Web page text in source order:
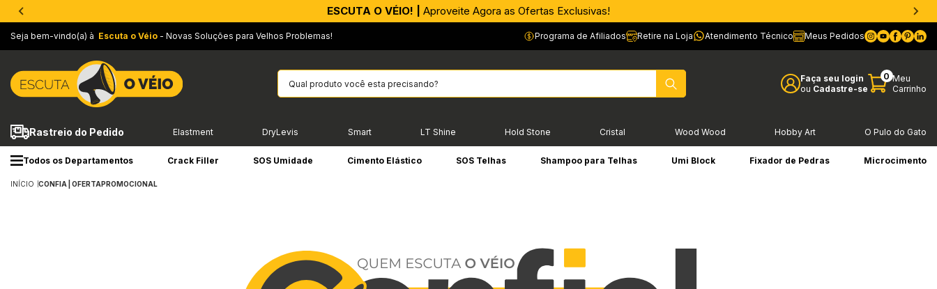
APROVEITE AGORA |PIX parcelado em até 4x sem Juros!*
ESCUTA O VÉIO! | Aproveite Agora as Ofertas Exclusivas!
Seja bem-vindo(a) à Escuta o Véio - Novas Soluções para Velhos Problemas! Programa de Afiliados Retire na Loja Atendimento Técnico Meus Pedidos
Faça seu login
ou Cadastre-se
0 Meu
Carrinho
Rastreio do Pedido Elastment DryLevis Smart LT Shine Hold Stone Cristal Wood Wood Hobby Art O Pulo do Gato
Todos os Departamentos Crack Filler SOS Umidade Cimento Elástico SOS Telhas Shampoo para Telhas Umi Block Fixador de Pedras Microcimento
INÍCIO CONFIA | OFERTAPROMOCIONAL